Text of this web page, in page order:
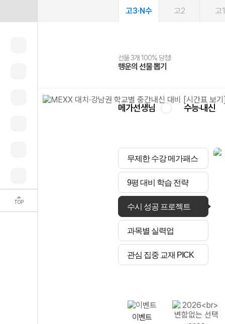
TOP
고3·N수 고2 고1
선물 3개 100% 당첨!
행운의 선물 뽑기
선물 100% 증정!
메가스터디 X 올리브
여름방학 스터디 캐시백
메가런 썸머스쿨
2027 러셀 단과
강사 공개선발
스마트러닝앱
설문 EVENT
메가패스
3일 무료 체험권
메가패스 수강생 무료혜택!
메가클럽 멤버십
사회공헌 캠페인
희망이룸 메가나눔
메가선생님 수능·내신
무제한 수강 메가패스
9평 대비 학습 전략
수시 성공 프로젝트
과목별 실력업
관심 집중 교재 PICK
이벤트